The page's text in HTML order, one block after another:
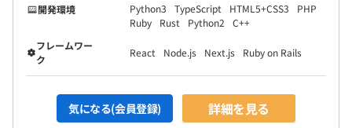
プロジェクト毎に毎朝15分程度の朝会があります。
仕様を策定する上で不明点があれば、社長を含め他のメン
バーに気軽に相談することが可能です。
開発環境
Python3 TypeScript HTML5+CSS3
PHP
Ruby
Rust Python2
C++
フレームワー
ク
React Node.js Next.js Ruby on Rails
気になる(会員登録) 詳細を見る